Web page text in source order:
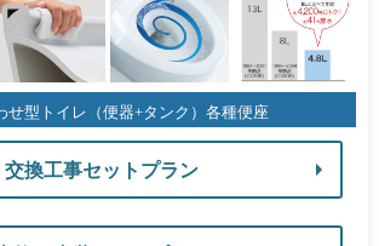
せ型トイレ（便器+タンク）各種便座
交換工事セットプラン